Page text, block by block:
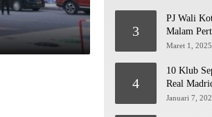
3
PJ Wali
Malam
Maret 1, 2025
4
10 Klub
Real
United
Januari 7,